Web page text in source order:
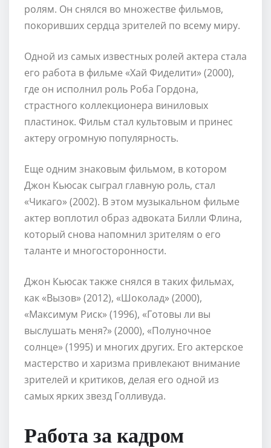
ролям. Он снялся во множестве фильмов,
покоривших сердца зрителей по всему миру.
Одной из самых известных ролей актера стала
его работа в фильме «Хай Фиделити» (2000),
где он исполнил роль Роба Гордона,
страстного коллекционера виниловых
пластинок. Фильм стал культовым и принес
актеру огромную популярность.
Еще одним знаковым фильмом, в котором
Джон Кьюсак сыграл главную роль, стал
«Чикаго» (2002). В этом музыкальном фильме
актер воплотил образ адвоката Билли Флина,
который снова напомнил зрителям о его
таланте и многосторонности.
Джон Кьюсак также снялся в таких фильмах,
как «Вызов» (2012), «Шоколад» (2000),
«Максимум Риск» (1996), «Готовы ли вы
выслушать меня?» (2000), «Полуночное
солнце» (1995) и многих других. Его актерское
мастерство и харизма привлекают внимание
зрителей и критиков, делая его одной из
самых ярких звезд Голливуда.
Работа за кадром